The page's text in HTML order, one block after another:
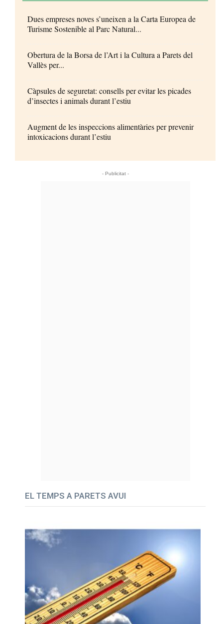
Dues empreses noves s’uneixen a la Carta Europea de
Turisme Sostenible al Parc Natural...
Obertura de la Borsa de l’Art i la Cultura a Parets del
Vallès per...
Càpsules de seguretat: consells per evitar les picades
d’insectes i animals durant l’estiu
Augment de les inspeccions alimentàries per prevenir
intoxicacions durant l’estiu
- Publicitat -
EL TEMPS A PARETS AVUI